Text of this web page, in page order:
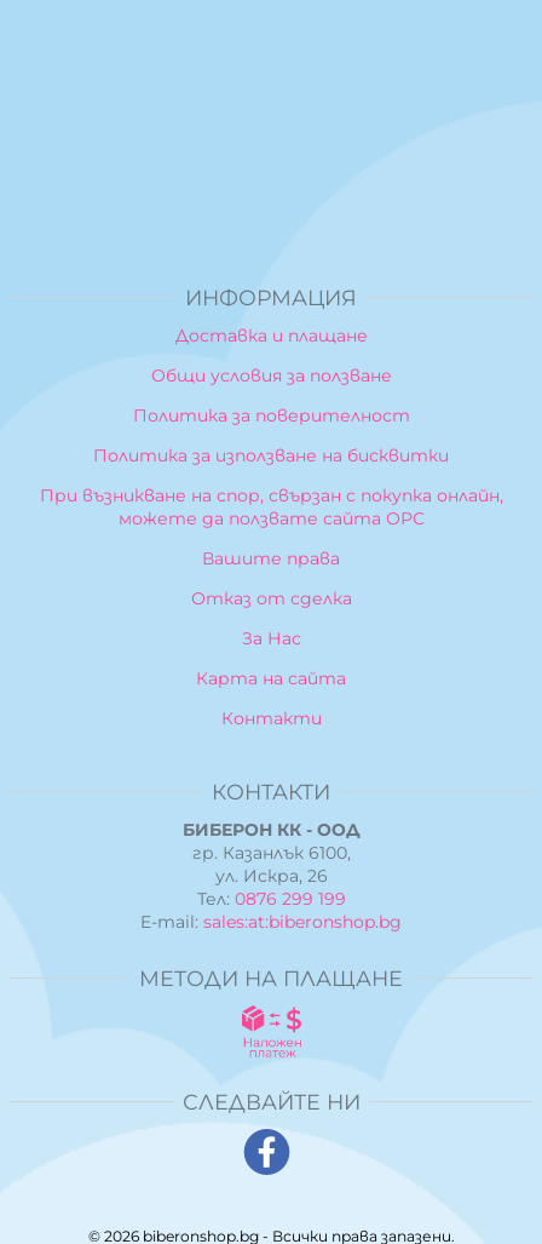
ИНФОРМАЦИЯ
Доставка и плащане
Общи условия за ползване
Политика за поверителност
Политика за използване на бисквитки
При възникване на спор, свързан с покупка онлайн,
можете да ползвате сайта ОРС
Вашите права
Отказ от сделка
За Нас
Карта на сайта
Контакти
КОНТАКТИ
БИБЕРОН КК - ООД
гр. Казанлък 6100,
ул. Искра, 26
Тел: 0876 299 199
E-mail: sales:at:biberonshop.bg
МЕТОДИ НА ПЛАЩАНЕ
СЛЕДВАЙТЕ НИ
© 2026 biberonshop.bg- Всички права запазени.